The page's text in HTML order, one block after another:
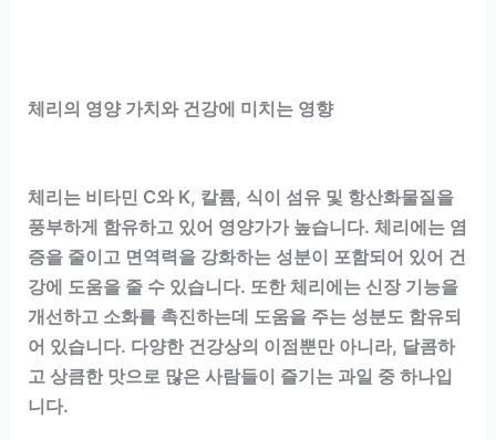
체리의 영양 가치와 건강에 미치는 영향
체리는 비타민 C와 K, 칼륨, 식이 섬유 및 항산화물질을
풍부하게 함유하고 있어 영양가가 높습니다. 체리에는 염
증을 줄이고 면역력을 강화하는 성분이 포함되어 있어 건
강에 도움을 줄 수 있습니다. 또한 체리에는 신장 기능을
개선하고 소화를 촉진하는데 도움을 주는 성분도 함유되
어 있습니다. 다양한 건강상의 이점뿐만 아니라, 달콤하
고 상큼한 맛으로 많은 사람들이 즐기는 과일 중 하나입
니다.